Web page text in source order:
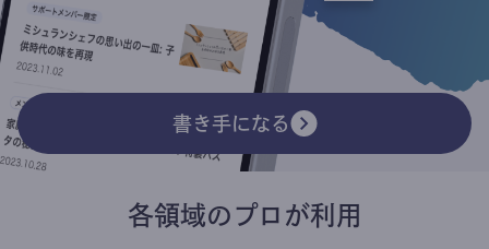
書き手になる
各領域のプロが利用